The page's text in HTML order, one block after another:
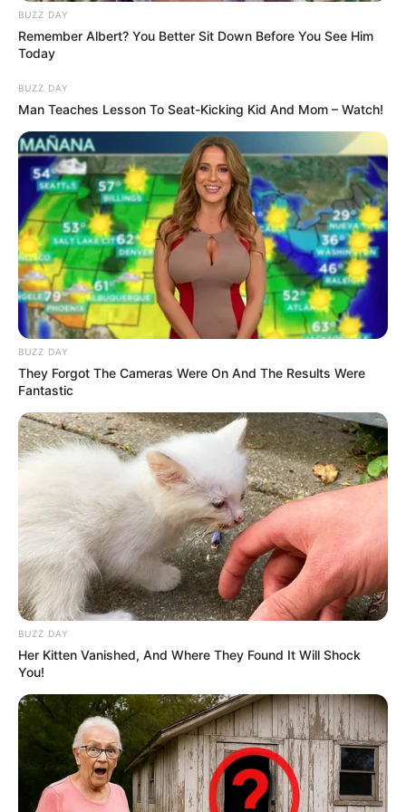
Revolutionary Sisters – Lee Nal Chi
Suspicion – Lee Nal Chi
In My Heart – Chae Woon
Loving U – Chuu of LOONA
Sound of Farewell – Lee Chang Min
Okay – Young Tak
I’m Coming To You – Han Rim
Okey Dokey – Jin Sung
Okey Dokey (Rock Ver.) – Kim Kyung Nam
TRAILERREVOLUTIONARY SISTERS
Halaman :
Sebelumnya
TAGS DRAMA KOREA REVOLUTIONARY SISTERS
BUZZ DAY
Remember Albert? You Better Sit Down Before You See Him
Today
BUZZ DAY
Man Teaches Lesson To Seat-Kicking Kid And Mom – Watch!
BUZZ DAY
They Forgot The Cameras Were On And The Results Were
Fantastic
BUZZ DAY
Her Kitten Vanished, And Where They Found It Will Shock
You!